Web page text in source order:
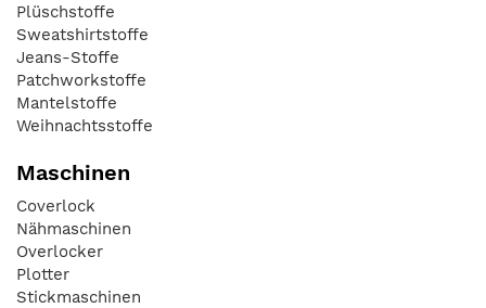
Plüschstoffe
Sweatshirtstoffe
Jeans-Stoffe
Patchworkstoffe
Mantelstoffe
Weihnachtsstoffe
Maschinen
Coverlock
Nähmaschinen
Overlocker
Plotter
Stickmaschinen